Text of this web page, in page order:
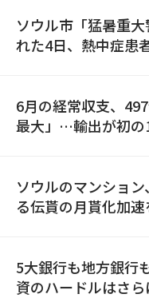
ソウル市「猛暑重
れた4日、熱中症患
6月の経常収支、
最大」…輸出が初の
ソウルのマンショ
る伝貰の月貰化加
5大銀行も地方銀行
資のハードルはさら